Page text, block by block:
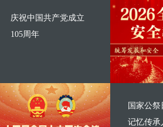
庆祝中国共产党成立
105周年
国家公
记忆传承